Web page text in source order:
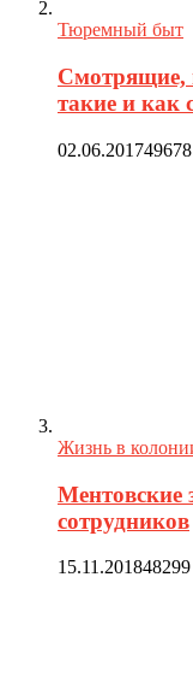
Тюремный быт
Смотрящие,
такие и как
02.06.2017
Жизнь в
Ментовские
сотрудников
15.11.2018